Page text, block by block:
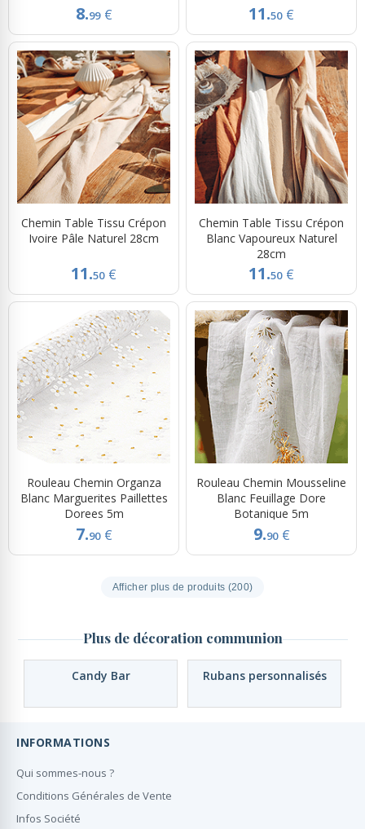
8.99 € 11.50 €
Chemin Table Tissu Crépon
Ivoire Pâle Naturel 28cm
11.50 €
Chemin Table Tissu Crépon
Blanc Vapoureux Naturel
28cm
11.50 €
Rouleau Chemin Organza
Blanc Marguerites Paillettes
Dorees 5m
7.90 €
Rouleau Chemin Mousseline
Blanc Feuillage Dore
Botanique 5m
9.90 €
Afficher plus de produits (200)
Plus de décoration communion
Candy Bar Rubans personnalisés
INFORMATIONS
Qui sommes-nous ?
Conditions Générales de Vente
Infos Société